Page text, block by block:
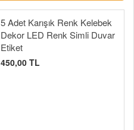
5 Adet Karışık Renk Kelebek
Dekor LED Renk Simli Duvar
Etiket
450,00 TL